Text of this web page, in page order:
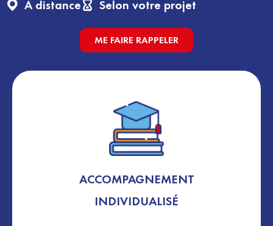
À distance Selon votre projet
ME FAIRE RAPPELER
ACCOMPAGNEMENT
INDIVIDUALISÉ